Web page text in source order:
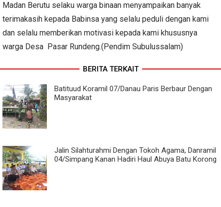
Madan Berutu selaku warga binaan menyampaikan banyak
terimakasih kepada Babinsa yang selalu peduli dengan kami
dan selalu memberikan motivasi kepada kami khususnya
warga Desa Pasar Rundeng.(Pendim Subulussalam)
BERITA TERKAIT
Batituud Koramil 07/Danau Paris Berbaur Dengan
Masyarakat
Jalin Silahturahmi Dengan Tokoh Agama, Danramil
04/Simpang Kanan Hadiri Haul Abuya Batu Korong